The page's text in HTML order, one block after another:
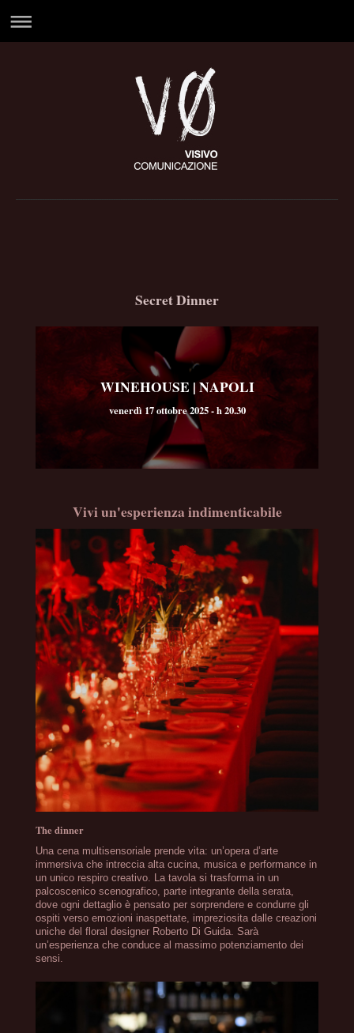
Secret Dinner
WINEHOUSE | NAPOLI
venerdì 17 ottobre 2025 - h 20.30
Vivi un'esperienza indimenticabile
The dinner
Una cena multisensoriale prende vita: un’opera d’arte
immersiva che intreccia alta cucina, musica e performance in
un unico respiro creativo. La tavola si trasforma in un
palcoscenico scenografico, parte integrante della serata,
dove ogni dettaglio è pensato per sorprendere e condurre gli
ospiti verso emozioni inaspettate, impreziosita dalle creazioni
uniche del floral designer Roberto Di Guida. Sarà
un’esperienza che conduce al massimo potenziamento dei
sensi.